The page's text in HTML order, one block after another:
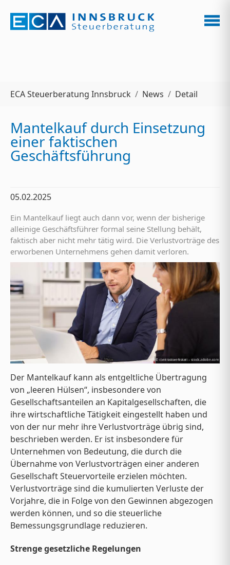
ECA Steuerberatung Innsbruck News Detail
Mantelkauf durch Einsetzung
einer faktischen
Geschäftsführung
05.02.2025
Ein Mantelkauf liegt auch dann vor, wenn der bisherige
alleinige Geschäftsführer formal seine Stellung behält,
faktisch aber nicht mehr tätig wird. Die Verlustvorträge des
erworbenen Unternehmens gehen damit verloren.
Der Mantelkauf kann als entgeltliche Übertragung
von „leeren Hülsen“, insbesondere von
Gesellschaftsanteilen an Kapitalgesellschaften, die
ihre wirtschaftliche Tätigkeit eingestellt haben und
von der nur mehr ihre Verlustvorträge übrig sind,
beschrieben werden. Er ist insbesondere für
Unternehmen von Bedeutung, die durch die
Übernahme von Verlustvorträgen einer anderen
Gesellschaft Steuervorteile erzielen möchten.
Verlustvorträge sind die kumulierten Verluste der
Vorjahre, die in Folge von den Gewinnen abgezogen
werden können, und so die steuerliche
Bemessungsgrundlage reduzieren.
Strenge gesetzliche Regelungen